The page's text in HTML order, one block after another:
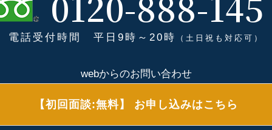
電話受付時間 平日9時～20時 （土日祝も対応可）
webからのお問い合わせ
【初回面談:無料】 お申し込みはこちら